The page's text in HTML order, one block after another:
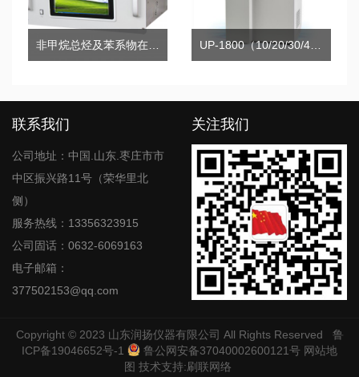
联系我们
公司地址：中国.山东.枣庄市市
中区振兴路11号（荣华里北
侧）
服务热线：13356323915
公司固话：0632-6069163
电子邮箱：
377502153@qq.com
关注我们
Copyright © 2023 山东润扬仪器有限公司 All Rights Reserved 鲁
ICP备19046652号-1
鲁公网安备37040002600121号 网站地
图 技术支持:刷联网络